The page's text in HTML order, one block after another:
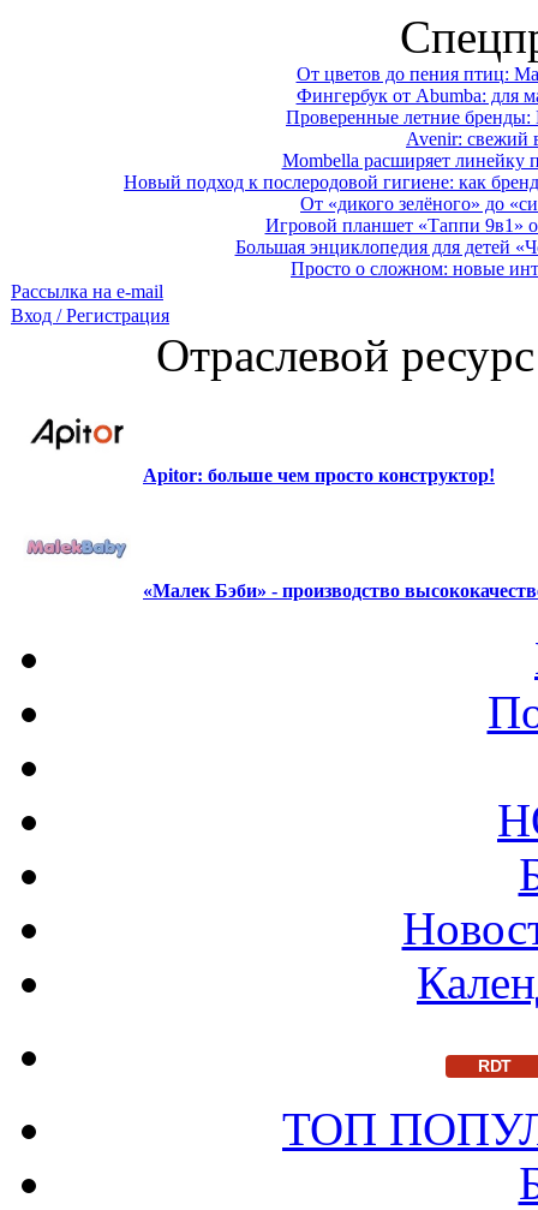
От цветов до пения птиц:
Фингербук от Abumba: для
Проверенные летние
Avenir: свежий
Mombella расширяет линейку
Новый подход к послеродовой гигиене: как
От «дикого зелёного» до
Игровой планшет «Таппи 9в1»
Большая энциклопедия для детей
Просто о сложном: новые
Рассылка на e-mail
Вход / Регистрация
Отраслевой
Apitor: больше чем просто конструктор!
«Малек Бэби» - производство
RDT
ТОП